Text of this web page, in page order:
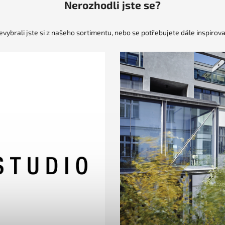
Nerozhodli jste se?
jste si z našeho sortimentu, nebo se potřebujete dále